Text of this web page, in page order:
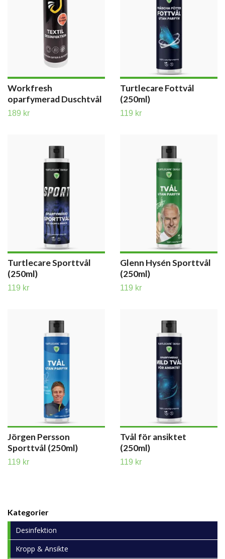
Kategorier
Desinfektion
Kropp & Ansikte
Workfresh
oparfymerad Duschtvål
189 kr
Turtlecare Fottvål
(250ml)
119 kr
Turtlecare Sporttvål
(250ml)
119 kr
Glenn Hysén Sporttvål
(250ml)
119 kr
Jörgen Persson
Sporttvål (250ml)
119 kr
Tvål för ansiktet
(250ml)
119 kr